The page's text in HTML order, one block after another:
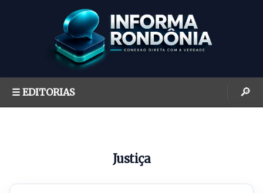
☰ EDITORIAS 🔎
Justiça